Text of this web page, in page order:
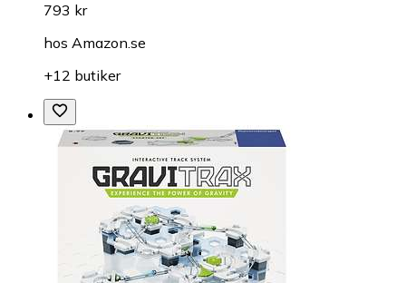
793 kr
hos Amazon.se
+12 butiker